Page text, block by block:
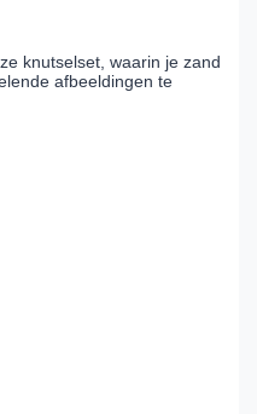
knutselset, waarin je zand
afbeeldingen te